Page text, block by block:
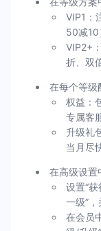
VIP1：
50减10
VIP2+
折、双
在每个等级
权益：
专属客
升级礼
当月尽
在高级设置
设置“
一级”
在会员